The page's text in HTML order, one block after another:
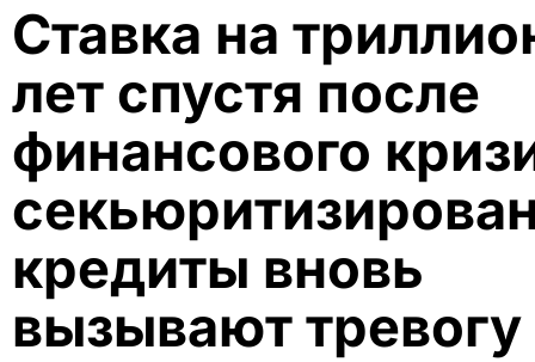
Ставка на
лет спустя после
финансового
кредиты вновь
вызывают тревогу